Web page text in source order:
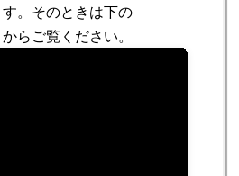
。そのときは下の
らご覧ください。